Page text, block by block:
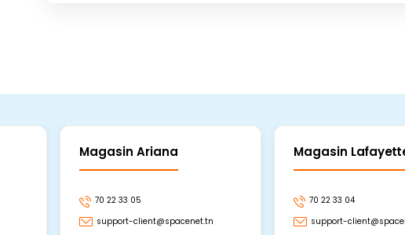
Magasin Ariana
70 22 33 05
support-client@spacenet.tn
Magasin
70 22 33 04
support-